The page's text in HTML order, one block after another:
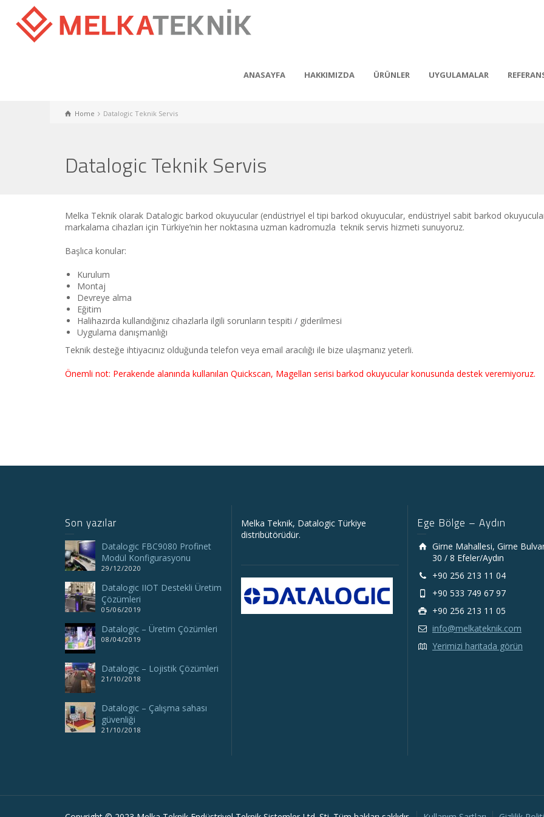
ANASAYFA HAKKIMIZDA ÜRÜNLER UYGULAMALAR
Home Datalogic Teknik Servis
Datalogic Teknik Servis
Melka Teknik olarak Datalogic barkod okuyucular (endüstriyel el tipi barkod okuyucular, endüstriyel sabit barkod
markalama cihazları için Türkiye’nin her noktasına uzman kadromuzla teknik servis hizmeti sunuyoruz.
Başlıca konular:
Kurulum
Montaj
Devreye alma
Eğitim
Halihazırda kullandığınız cihazlarla ilgili sorunların tespiti / giderilmesi
Uygulama danışmanlığı
Teknik desteğe ihtiyacınız olduğunda telefon veya email aracılığı ile bize ulaşmanız yeterli.
Önemli not: Perakende alanında kullanılan Quickscan, Magellan serisi barkod okuyucular konusunda destek veremiyoruz.
Son yazılar
Datalogic FBC9080 Profinet
Modül Konfigurasyonu
29/12/2020
Datalogic IIOT Destekli Üretim
Çözümleri
05/06/2019
Datalogic – Üretim Çözümleri
08/04/2019
Datalogic – Lojistik Çözümleri
21/10/2018
Datalogic – Çalışma sahası
güvenliği
21/10/2018
Melka Teknik, Datalogic Türkiye
distribütörüdür.
Ege Bölge – Aydın
Girne Mahallesi, Girne
30 / 8 Efeler/Aydın
+90 256 213 11 04
+90 533 749 67 97
+90 256 213 11 05
info@melkateknik.com
Yerimizi haritada görün